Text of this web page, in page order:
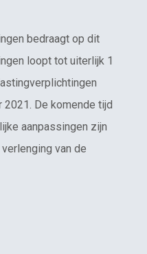
bedraagt op dit
loopt tot uiterlijk 1
De komende tijd
aanpassingen zijn
van de